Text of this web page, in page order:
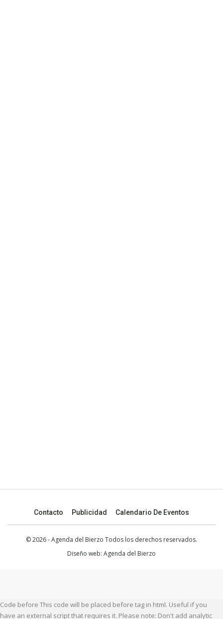
Contacto Publicidad Calendario De Eventos
© 2026 - Agenda del Bierzo Todos los derechos reservados.
Diseño web: Agenda del Bierzo
Code before This code will be placed before tag in html. Useful if you
have an external script that requires it. Please note: Don't add analytic